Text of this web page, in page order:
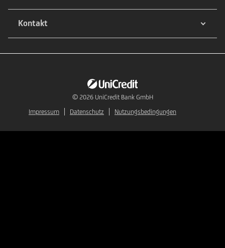
Kontakt
© 2026 UniCredit Bank GmbH
Impressum
Datenschutz Nutzungsbedingungen